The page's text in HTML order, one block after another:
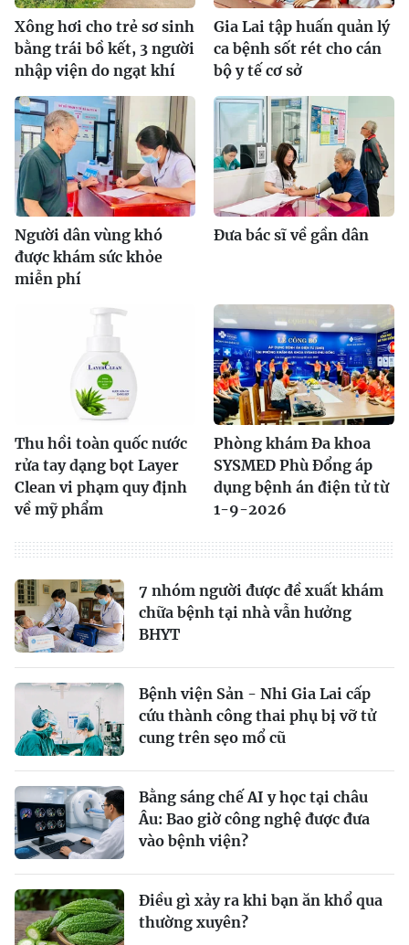
Xông hơi cho trẻ sơ sinh
bằng trái bồ kết, 3 người
nhập viện do ngạt khí
Gia Lai tập huấn quản lý
ca bệnh sốt rét cho cán
bộ y tế cơ sở
Người dân vùng khó
được khám sức khỏe
miễn phí
Đưa bác sĩ về gần dân
Thu hồi toàn quốc nước
rửa tay dạng bọt Layer
Clean vi phạm quy định
về mỹ phẩm
Phòng khám Đa khoa
SYSMED Phù Đổng áp
dụng bệnh án điện tử từ
1-9-2026
7 nhóm người được đề xuất khám
chữa bệnh tại nhà vẫn hưởng
BHYT
Bệnh viện Sản - Nhi Gia Lai cấp
cứu thành công thai phụ bị vỡ tử
cung trên sẹo mổ cũ
Bằng sáng chế AI y học tại châu
Âu: Bao giờ công nghệ được đưa
vào bệnh viện?
Điều gì xảy ra khi bạn ăn khổ qua
thường xuyên?